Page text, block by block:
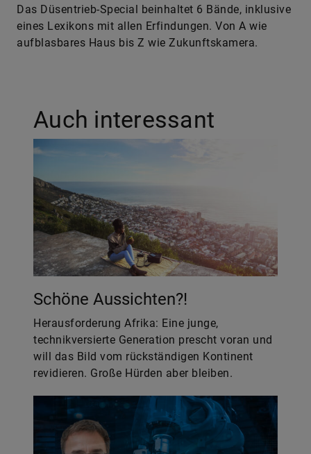
Das Düsentrieb-Special beinhaltet 6 Bände, inklusive
eines Lexikons mit allen Erfindungen. Von A wie
aufblasbares Haus bis Z wie Zukunftskamera.
Auch interessant
Schöne Aussichten?!
Herausforderung Afrika: Eine junge,
technikversierte Generation prescht voran und
will das Bild vom rückständigen Kontinent
revidieren. Große Hürden aber bleiben.